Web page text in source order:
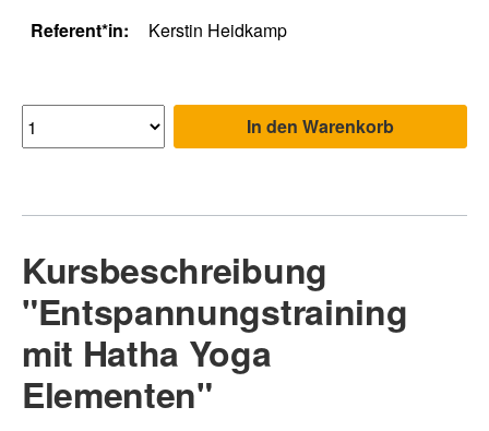
Referent*in:
Kerstin Heidkamp
In den Warenkorb
Kursbeschreibung
"Entspannungstraining
mit Hatha Yoga
Elementen"